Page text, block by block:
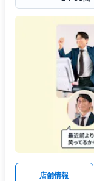
店舗情報